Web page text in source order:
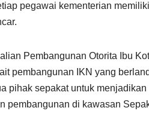
pegawai kementerian
Pembangunan Otorita Ibu
pembangunan IKN yang
pihak sepakat untuk
pembangunan di kawasan